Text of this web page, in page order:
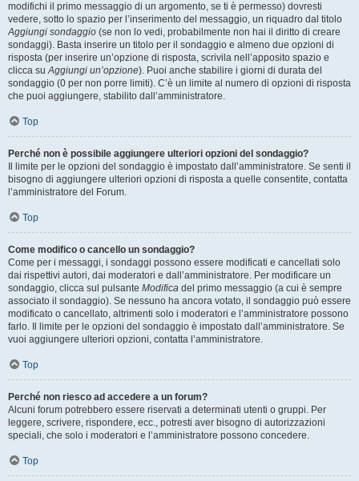
modifichi il primo messaggio di un argomento, se ti è permesso) dovresti
vedere, sotto lo spazio per l’inserimento del messaggio, un riquadro dal titolo
Aggiungi sondaggio (se non lo vedi, probabilmente non hai il diritto di creare
sondaggi). Basta inserire un titolo per il sondaggio e almeno due opzioni di
risposta (per inserire un’opzione di risposta, scrivila nell’apposito spazio e
clicca suAggiungi un’opzione). Puoi anche stabilire i giorni di durata del
sondaggio (0 per non porre limiti). C’è un limite al numero di opzioni di risposta
che puoi aggiungere, stabilito dall’amministratore.
Top
Perché non è possibile aggiungere ulteriori opzioni del sondaggio?
Il limite per le opzioni del sondaggio è impostato dall’amministratore. Se senti il
bisogno di aggiungere ulteriori opzioni di risposta a quelle consentite, contatta
l’amministratore del Forum.
Top
Come modifico o cancello un sondaggio?
Come per i messaggi, i sondaggi possono essere modificati e cancellati solo
dai rispettivi autori, dai moderatori e dall’amministratore. Per modificare un
sondaggio, clicca sul pulsante Modifica del primo messaggio (a cui è sempre
associato il sondaggio). Se nessuno ha ancora votato, il sondaggio può essere
modificato o cancellato, altrimenti solo i moderatori e l’amministratore possono
farlo. Il limite per le opzioni del sondaggio è impostato dall’amministratore. Se
vuoi aggiungere ulteriori opzioni, contatta l’amministratore.
Top
Perché non riesco ad accedere a un forum?
Alcuni forum potrebbero essere riservati a determinati utenti o gruppi. Per
leggere, scrivere, rispondere, ecc., potresti aver bisogno di autorizzazioni
speciali, che solo i moderatori e l’amministratore possono concedere.
Top